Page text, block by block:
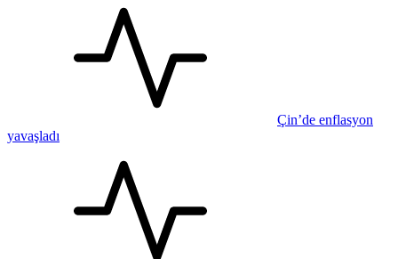
Çin’de enflasyon
yavaşladı